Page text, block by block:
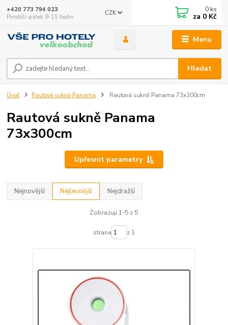
Menu
CZK
Hledat
+420 773 794 023
Pondělí-pátek 9-15 hodin
0 ks
za 0 Kč
Úvod Rautové sukně Panama Rautová sukně Panama 73x300cm
Rautová sukně Panama
73x300cm
Upřesnit parametry
Nejnovější Nejlevnější Nejdražší
Zobrazuji 1-5 z 5
strana z 1